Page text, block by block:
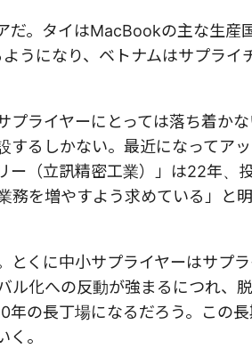
だ。タイはMacBookの主な生産
うになり、ベトナムはサプライ
プライヤーにとっては落ち着か
するしかない。最近になってア
ー（立訊精密工業）」は22年、
務を増やすよう求めている」と
とくに中小サプライヤーはサプ
ル化への反動が強まるにつれ、
の長丁場になるだろう。この
。